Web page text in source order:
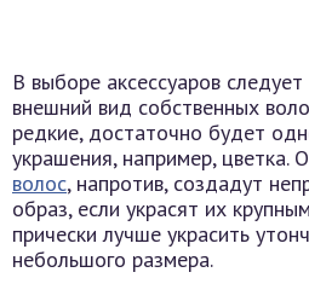
В выборе аксессуаров
внешний вид собственных
редкие, достаточно будет
украшения, например, цветка.
волос, напротив, создадут
образ, если украсят их
прически лучше украсить
небольшого размера.